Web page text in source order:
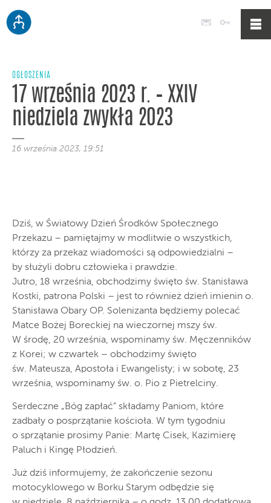
Poczta
OGŁOSZENIA
17 września 2023 r. – XXIV
niedziela zwykła 2023
16 września 2023, 19:51
Dziś, w Światowy Dzień Środków Społecznego
Przekazu – pamiętajmy w modlitwie o wszystkich,
którzy za przekaz wiadomości są odpowiedzialni –
by służyli dobru człowieka i prawdzie.
Jutro, 18 września, obchodzimy święto św. Stanisława
Kostki, patrona Polski – jest to również dzień imienin o.
Stanisława Obary OP. Solenizanta będziemy polecać
Matce Bożej Boreckiej na wieczornej mszy św.
W środę, 20 września, wspominamy św. Męczenników
z Korei; w czwartek – obchodzimy święto
św. Mateusza, Apostoła i Ewangelisty; i w sobotę, 23
września, wspominamy św. o. Pio z Pietrelciny.
Serdeczne „Bóg zapłać” składamy Paniom, które
zadbały o posprzątanie kościoła. W tym tygodniu
o sprzątanie prosimy Panie: Martę Cisek, Kazimierę
Paluch i Kingę Płodzień.
Już dziś informujemy, że zakończenie sezonu
motocyklowego w Borku Starym odbędzie się